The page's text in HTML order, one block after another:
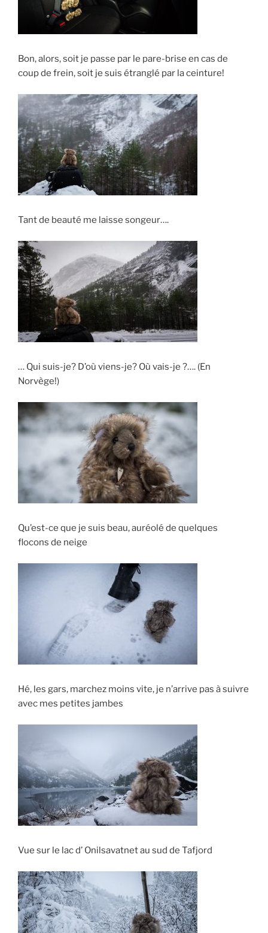
Bon, alors, soit je passe par le pare-brise en cas de
coup de frein, soit je suis étranglé par la ceinture!
Tant de beauté me laisse songeur….
… Qui suis-je? D’où viens-je? Où vais-je ?…. (En
Norvège!)
Qu’est-ce que je suis beau, auréolé de quelques
flocons de neige
Hé, les gars, marchez moins vite, je n’arrive pas à suivre
avec mes petites jambes
Vue sur le lac d’ Onilsavatnet au sud de Tafjord